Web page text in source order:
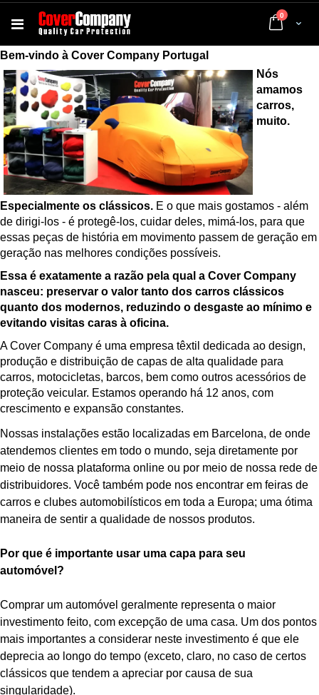
Cart
0 artigos
Bem-vindo à Cover Company Portugal
Nós
amamos
carros,
muito.
Especialmente os clássicos. E o que mais gostamos - além
de dirigi-los - é protegê-los, cuidar deles, mimá-los, para que
essas peças de história em movimento passem de geração em
geração nas melhores condições possíveis.
Essa é exatamente a razão pela qual a Cover Company
nasceu: preservar o valor tanto dos carros clássicos
quanto dos modernos, reduzindo o desgaste ao mínimo e
evitando visitas caras à oficina.
A Cover Company é uma empresa têxtil dedicada ao design,
produção e distribuição de capas de alta qualidade para
carros, motocicletas, barcos, bem como outros acessórios de
proteção veicular. Estamos operando há 12 anos, com
crescimento e expansão constantes.
Nossas instalações estão localizadas em Barcelona, de onde
atendemos clientes em todo o mundo, seja diretamente por
meio de nossa plataforma online ou por meio de nossa rede de
distribuidores. Você também pode nos encontrar em feiras de
carros e clubes automobilísticos em toda a Europa; uma ótima
maneira de sentir a qualidade de nossos produtos.
Por que é importante usar uma capa para seu
automóvel?
Comprar um automóvel geralmente representa o maior
investimento feito, com excepção de uma casa. Um dos pontos
mais importantes a considerar neste investimento é que ele
deprecia ao longo do tempo (exceto, claro, no caso de certos
clássicos que tendem a apreciar por causa de sua
singularidade).